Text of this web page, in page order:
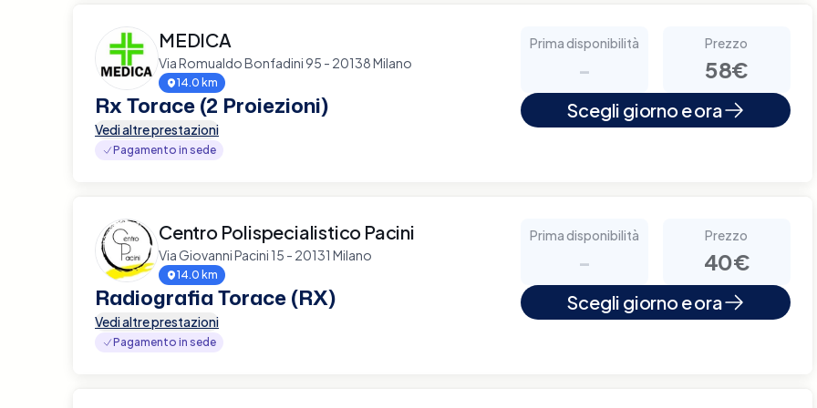
MEDICA
Via Romualdo Bonfadini 95 - 20138 Milano
14.0 km
Rx Torace (2 Proiezioni)
Vedi altre prestazioni
Pagamento in sede
Prima disponibilità
-
Prezzo
58€
Scegli giorno e ora
Centro Polispecialistico Pacini
Via Giovanni Pacini 15 - 20131 Milano
14.0 km
Radiografia Torace (RX)
Vedi altre prestazioni
Pagamento in sede
Prima disponibilità
-
Prezzo
40€
Scegli giorno e ora